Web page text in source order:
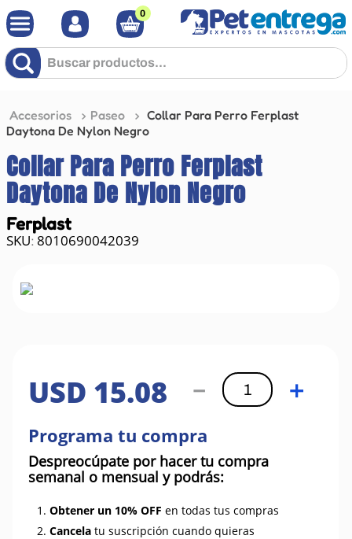
0
Buscar productos...
Accesorios Paseo
Collar Para Perro Ferplast
Daytona De Nylon Negro
Collar Para Perro Ferplast
Daytona De Nylon Negro
Ferplast
: 8010690042039
USD 15.08 ＋
－
Programa tu compra
Despreocúpate por hacer tu compra
semanal o mensual y podrás:
1. Obtener un 10% OFF en todas tus compras
2. Cancela tu suscripción cuando quieras